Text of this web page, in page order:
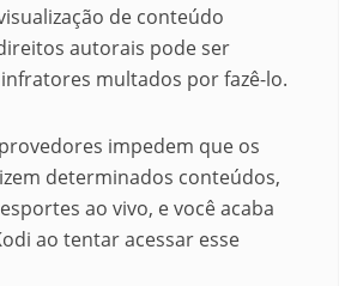
de conteúdo
autorais pode ser
multados por fazê-lo.
impedem que os
determinados conteúdos,
ao vivo, e você acaba
ao tentar acessar esse